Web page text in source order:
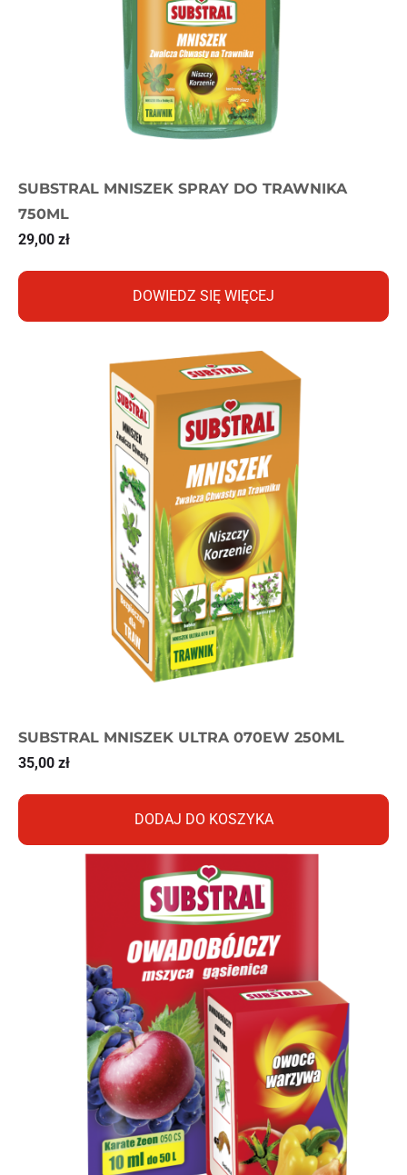
SUBSTRAL MNISZEK SPRAY DO TRAWNIKA
750ML
29,00 zł
DOWIEDZ SIĘ WIĘCEJ
SUBSTRAL MNISZEK ULTRA 070EW 250ML
35,00 zł
DODAJ DO KOSZYKA